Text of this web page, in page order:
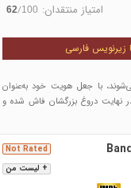
امتیاز منتقدان: 62/100
زیرنویس فارسی
با جعل هویت خود به‌عنوان
نهایت دروغ بزرگشان فاش شده و
+ لیست من
Not Rated